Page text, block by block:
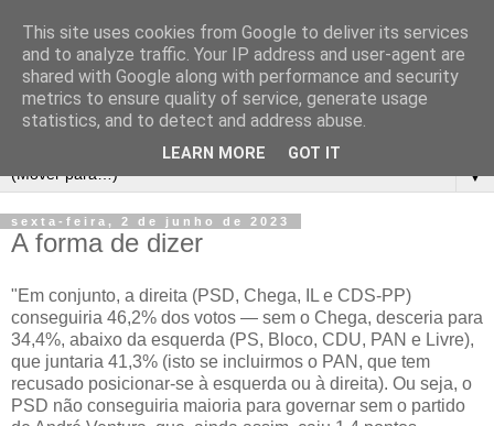
▼
sexta-feira, 2 de junho de 2023
A forma de dizer
"Em conjunto, a direita (PSD, Chega, IL e CDS-PP)
conseguiria 46,2% dos votos — sem o Chega, desceria para
34,4%, abaixo da esquerda (PS, Bloco, CDU, PAN e Livre),
que juntaria 41,3% (isto se incluirmos o PAN, que tem
recusado posicionar-se à esquerda ou à direita). Ou seja, o
PSD não conseguiria maioria para governar sem o partido
This site uses cookies from Google to deliver its services
and to analyze traffic. Your IP address and user-agent are
shared with Google along with performance and security
metrics to ensure quality of service, generate usage
statistics, and to detect and address abuse.
LEARN MORE GOT IT